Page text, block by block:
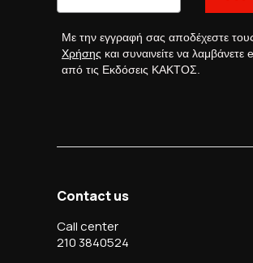
Με την εγγραφή σας αποδέχεστε
Χρήσης και συναινείτε να λαμβάνετε
από τις Εκδόσεις ΚΑΚΤΟΣ.
Contact us
Call center
210 3840524